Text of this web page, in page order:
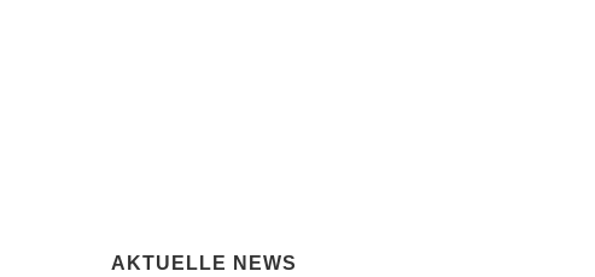
AKTUELLE NEWS